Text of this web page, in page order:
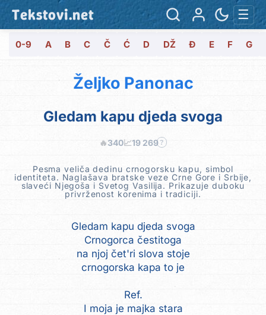
Tekstovi.net ☰
0-9 A B C Č Ć D DŽ Đ E F G
Željko Panonac
Gledam kapu djeda svoga
🔥340📈19 269 ?
Pesma veliča dedinu crnogorsku kapu, simbol
identiteta. Naglašava bratske veze Crne Gore i Srbije,
slaveći Njegoša i Svetog Vasilija. Prikazuje duboku
privrženost korenima i tradiciji.
Gledam kapu djeda svoga
Crnogorca čestitoga
na njoj čet'ri slova stoje
crnogorska kapa to je
Ref.
I moja je majka stara